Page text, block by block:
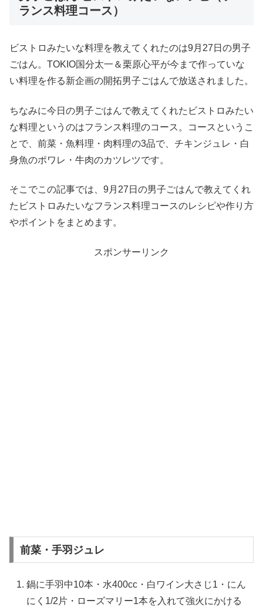
ランス料理コース）
ビストロみたいな料理を教えてくれたのは9月27日の男子
ごはん。TOKIO国分太一＆栗原心平が今まで作っていな
い料理を作る新企画の開拓男子ごはんで放送されました。
ちなみに今日の男子ごはんで教えてくれたビストロみたい
な料理というのはフランス料理のコース。コースというこ
とで、前菜・魚料理・肉料理の3品で、チキンジュレ・白
身魚のポワレ・牛肉のカツレツです。
そこでこの記事では、9月27日の男子ごはんで教えてくれ
たビストロみたいなフランス料理コースのレシピや作り方
やポイントをまとめます。
スポンサーリンク
前菜・手羽ジュレ
鍋に手羽中10本・水400cc・白ワイン大さじ1・にん
にく1/2片・ローズマリー1本を入れて強火にかける